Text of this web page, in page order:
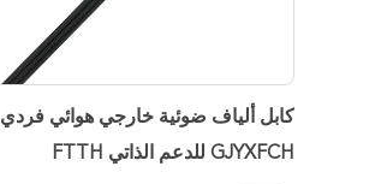
كابل ألياف ضوئية خارجي هوائي فردي
GJYXFCH للدعم الذاتي FTTH